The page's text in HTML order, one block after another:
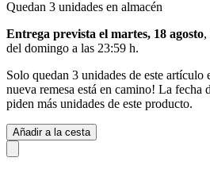
Quedan 3 unidades en almacén
Entrega prevista el martes, 18 agosto,
del domingo a las 23:59 h.
Solo quedan 3 unidades de este artículo
nueva remesa está en camino! La fecha
piden más unidades de este producto.
Añadir a la cesta